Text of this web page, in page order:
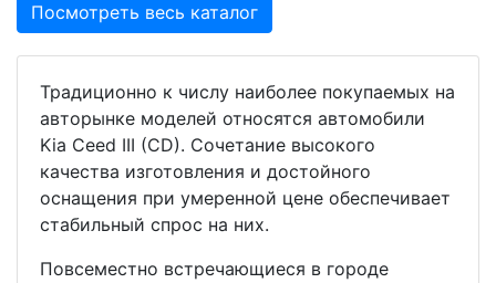
Посмотреть весь каталог
Традиционно к числу наиболее покупаемых на
авторынке моделей относятся автомобили
Kia Ceed III (CD). Сочетание высокого
качества изготовления и достойного
оснащения при умеренной цене обеспечивает
стабильный спрос на них.
Повсеместно встречающиеся в городе